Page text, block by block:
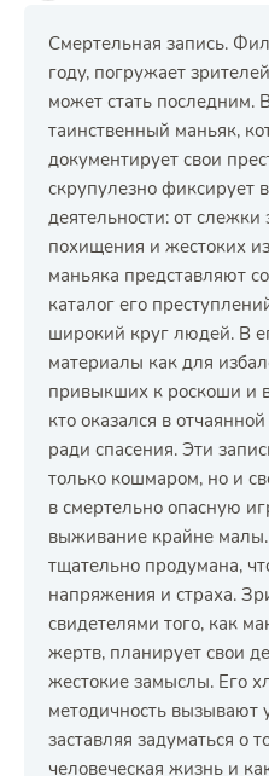
Смертельная запись.
году, погружает
может стать
таинственный маньяк,
документирует свои
скрупулезно фиксирует
деятельности: от
похищения и жестоких
маньяка представляют
каталог его
широкий круг людей. В
материалы как для
привыкших к роскоши и
кто оказался в
ради спасения. Эти
только кошмаром, но и
в смертельно опасную
выживание крайне
тщательно продумана,
напряжения и страха.
свидетелями того, как
жертв, планирует свои
жестокие замыслы. Его
методичность вызывают
заставляя задуматься о
человеческая жизнь и